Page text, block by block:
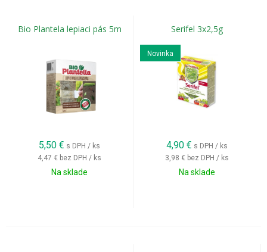
Bio Plantela lepiaci pás 5m
5,50 € s DPH / ks
4,47 € bez DPH / ks
Na sklade
Serifel 3x2,5g
Novinka
4,90 € s DPH / ks
3,98 € bez DPH / ks
Na sklade